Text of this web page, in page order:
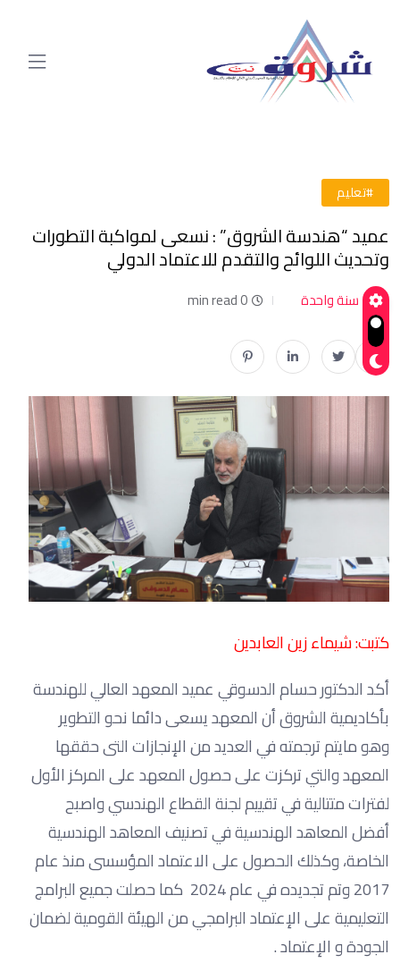
#تعليم
عميد “هندسة الشروق” : نسعى لمواكبة التطورات
وتحديث اللوائح والتقدم للاعتماد الدولي
سنة واحدة 0 min read
كتبت: شيماء زين العابدين
أكد الدكتور حسام الدسوقي عميد المعهد العالي للهندسة
بأكاديمية الشروق أن المعهد يسعى دائما نحو التطوير
وهو مايتم ترجمته في العديد من الإنجازات التى حققها
المعهد والتي تركزت على حصول المعهد على المركز الأول
لفترات متتالية في تقييم لجنة القطاع الهندسي واصبح
أفضل المعاهد الهندسية في تصنيف المعاهد الهندسية
الخاصة، وكذلك الحصول على الاعتماد المؤسسى منذ عام
2017 وتم تجديده في عام 2024 كما حصلت جميع البرامج
التعليمية على الإعتماد البرامجي من الهيئة القومية لضمان
الجودة و الإعتماد .